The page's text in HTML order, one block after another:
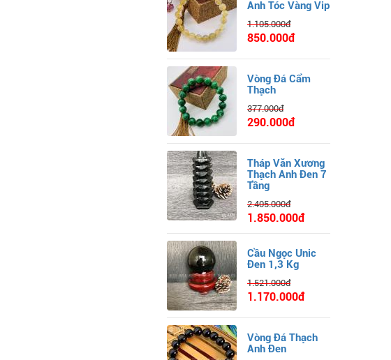
Anh Tóc Vàng Vip
1.105.000đ
850.000đ
Vòng Đá Cẩm
Thạch
377.000đ
290.000đ
Tháp Văn Xương
Thạch Anh Đen 7
Tầng
2.405.000đ
1.850.000đ
Cầu Ngọc Unic
Đen 1,3 Kg
1.521.000đ
1.170.000đ
Vòng Đá Thạch
Anh Đen